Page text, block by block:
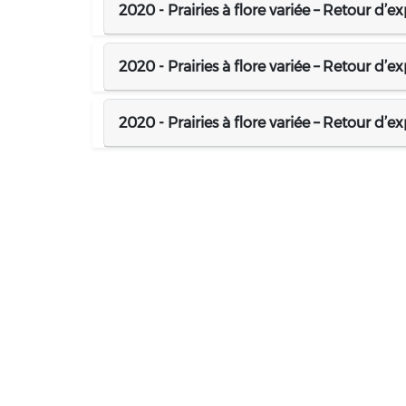
2020 - Prairies à flore variée – Retour
2020 - Prairies à flore variée – Retour
2020 - Prairies à flore variée – Retour